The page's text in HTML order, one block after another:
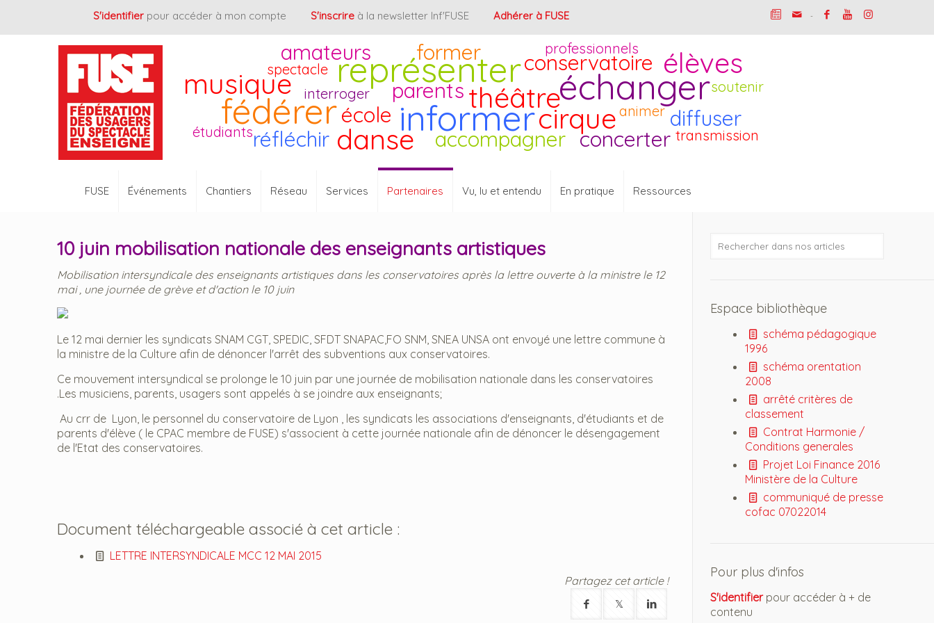
S'identifier pour accéder à mon compte S'inscrire à la newsletter Inf'FUSE Adhérer à FUSE -
FUSE Événements Chantiers Réseau Services Partenaires Vu, lu et entendu En pratique Ressources
amateurs
interroger
spectacle
musique
fédérer
élèves
diffuser
danse
représenter
animer
réfléchir
soutenir
professionnels
informercirque
concerter
parents théâtre
former
accompagner transmission
étudiants
échanger
conservatoire
école
10 juin mobilisation nationale des enseignants artistiques
Mobilisation intersyndicale des enseignants artistiques dans les conservatoires après la lettre ouverte à la ministre le 12
mai , une journée de grève et d'action le 10 juin
Le 12 mai dernier les syndicats SNAM CGT, SPEDIC, SFDT SNAPAC,FO SNM, SNEA UNSA ont envoyé une lettre commune à
la ministre de la Culture afin de dénoncer l'arrêt des subventions aux conservatoires.
Ce mouvement intersyndical se prolonge le 10 juin par une journée de mobilisation nationale dans les conservatoires
.Les musiciens, parents, usagers sont appelés à se joindre aux enseignants;
Au crr de Lyon, le personnel du conservatoire de Lyon , les syndicats les associations d'enseignants, d'étudiants et de
parents d'élève ( le CPAC membre de FUSE) s'associent à cette journée nationale afin de dénoncer le désengagement
de l'Etat des conservatoires.
Document téléchargeable associé à cet article :
LETTRE INTERSYNDICALE MCC 12 MAI 2015
Partagez cet article !
Espace bibliothèque
schéma pédagogique
1996
schéma orentation
2008
arrêté critères de
classement
Contrat Harmonie /
Conditions generales
Projet Loi Finance 2016
Ministère de la Culture
communiqué de presse
cofac 07022014
Pour plus d'infos
S'identifierpour accéder à + de
contenu